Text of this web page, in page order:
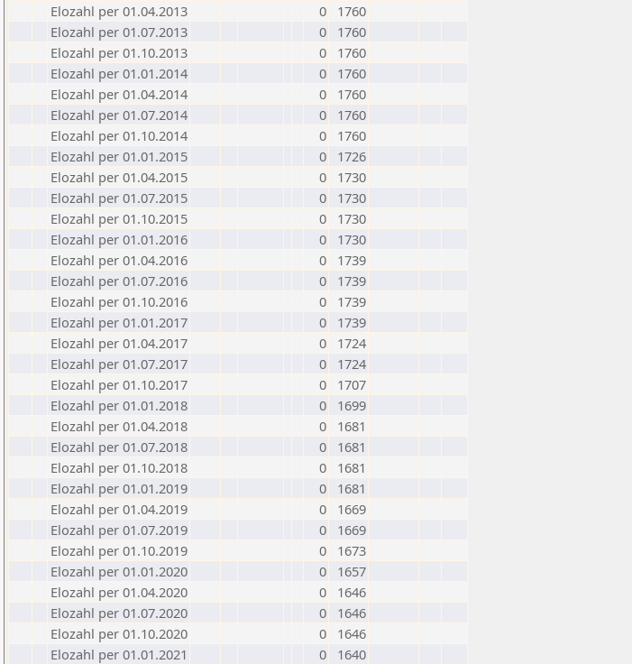
Elozahl per 01.04.2013
0
1760
Elozahl per 01.07.2013
0
1760
Elozahl per 01.10.2013
0
1760
Elozahl per 01.01.2014
0
1760
Elozahl per 01.04.2014
0
1760
Elozahl per 01.07.2014
0
1760
Elozahl per 01.10.2014
0
1760
Elozahl per 01.01.2015
0
1726
Elozahl per 01.04.2015
0
1730
Elozahl per 01.07.2015
0
1730
Elozahl per 01.10.2015
0
1730
Elozahl per 01.01.2016
0
1730
Elozahl per 01.04.2016
0
1739
Elozahl per 01.07.2016
0
1739
Elozahl per 01.10.2016
0
1739
Elozahl per 01.01.2017
0
1739
Elozahl per 01.04.2017
0
1724
Elozahl per 01.07.2017
0
1724
Elozahl per 01.10.2017
0
1707
Elozahl per 01.01.2018
0
1699
Elozahl per 01.04.2018
0
1681
Elozahl per 01.07.2018
0
1681
Elozahl per 01.10.2018
0
1681
Elozahl per 01.01.2019
0
1681
Elozahl per 01.04.2019
0
1669
Elozahl per 01.07.2019
0
1669
Elozahl per 01.10.2019
0
1673
Elozahl per 01.01.2020
0
1657
Elozahl per 01.04.2020
0
1646
Elozahl per 01.07.2020
0
1646
Elozahl per 01.10.2020
0
1646
Elozahl per 01.01.2021
0
1640